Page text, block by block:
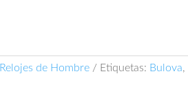
Relojes de Hombre Etiquetas: Bulova,